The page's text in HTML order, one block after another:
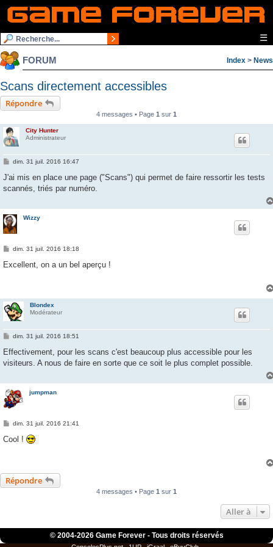
☰
FORUM Index > News
Scans directement accessibles
Répondre
4 messages • Page 1 sur 1
City Hunter
Administrateur
M
s
a
dim. 31 juil. 2016 16:47
J'ai mis en place une page ("Scans") qui permet de faire ressortir les tests
scannés, triés par numéro.
Wizzy
M
s
dim. 31 juil. 2016 18:18
Excellent, on a un bel aperçu !
Blondex
Modérateur
M
s
a
dim. 31 juil. 2016 18:51
Effectivement, pour les scans c'est beaucoup plus accessible pour les
visiteurs. A nous de faire en sorte que ce soit le plus complet possible.
jumpman
M
s
dim. 31 juil. 2016 21:41
Cool !
Répondre
4 messages • Page 1 sur 1
Aller à
© 2004-2026 Game Forever - Tous droits réservés